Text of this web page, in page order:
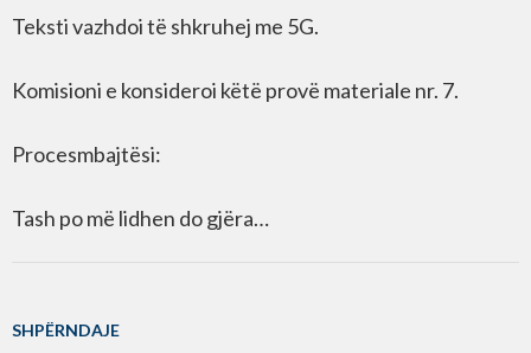
Teksti vazhdoi të shkruhej me 5G.
Komisioni e konsideroi këtë provë materiale nr. 7.
Procesmbajtësi:
Tash po më lidhen do gjëra…
SHPËRNDAJE